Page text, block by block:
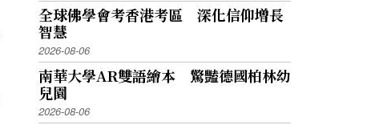
全球佛學會考香港考區 深化信仰增長
智慧
2026-08-06
南華大學AR雙語繪本 驚豔德國柏林幼
兒園
2026-08-06